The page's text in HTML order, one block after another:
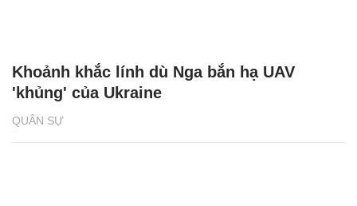
QUÂN SỰ
Khoảnh khắc lính dù Nga bắn hạ UAV
'khủng' của Ukraine